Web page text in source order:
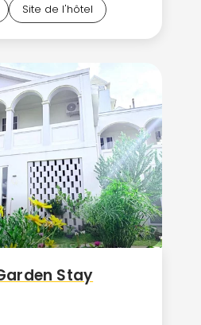
Site de l'hôtel
Stay